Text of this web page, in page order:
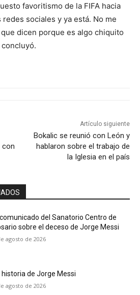
favoritismo de la FIFA hacia
sociales y ya está. No me
dicen porque es algo chiquito
con
Artículo siguiente
Bokalic se reunió con León y
hablaron sobre el trabajo de
la Iglesia en el país
del Sanatorio Centro de
sobre el deceso de Jorge Messi
agosto de 2026
historia de Jorge Messi
agosto de 2026